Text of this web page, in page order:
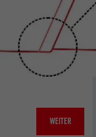
WEITER